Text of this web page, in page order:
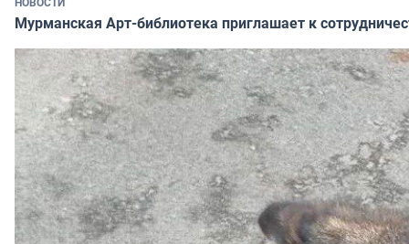
Мурманская Арт-библиотека приглашает к